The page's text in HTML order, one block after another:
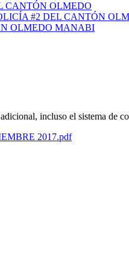
CANTÓN OLMEDO
#2 DEL CANTÓN
OLMEDO MANABI
incluso el sistema de
2017.pdf